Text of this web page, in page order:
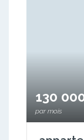
130
par mois